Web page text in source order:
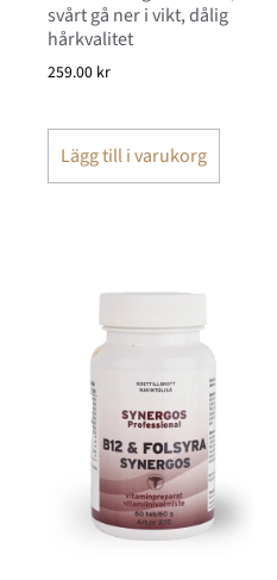
svårt gå ner i vikt, dålig
hårkvalitet
259.00 kr
Lägg till i varukorg